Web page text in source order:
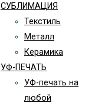
СУБЛИМАЦИЯ
Текстиль
Металл
Керамика
УФ-ПЕЧАТЬ
УФ-печать на
любой